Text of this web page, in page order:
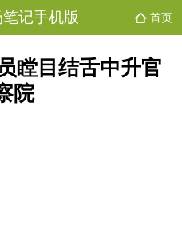
记手机版 首页
瞠目结舌中升官
院